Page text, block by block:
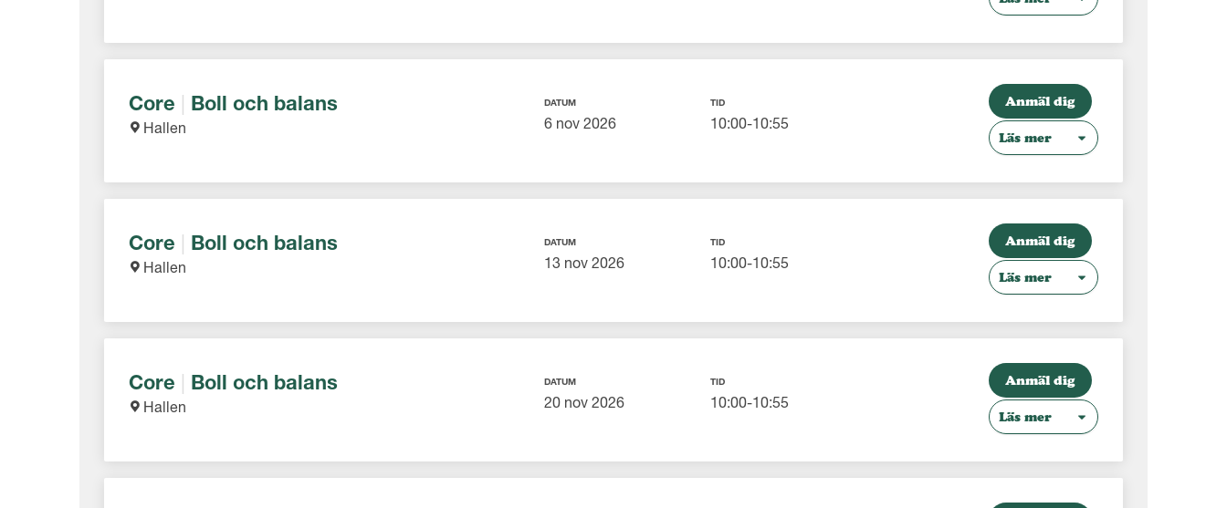
Core | Boll och balans
Hallen
DATUM
6 nov 2026
TID
10:00-10:55
Anmäl dig
Läs mer
Core | Boll och balans
Hallen
DATUM
13 nov 2026
TID
10:00-10:55
Anmäl dig
Läs mer
Core | Boll och balans
Hallen
DATUM
20 nov 2026
TID
10:00-10:55
Anmäl dig
Läs mer